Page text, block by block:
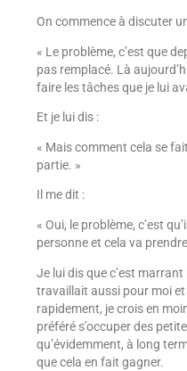
On commence à discuter
« Le problème, c’est que
pas remplacé. Là
faire les tâches que je lui
Et je lui dis :
« Mais comment cela se
partie. »
Il me dit :
« Oui, le problème, c’est
personne et cela va
Je lui dis que c’est
travaillait aussi pour moi et
rapidement, je crois en
préféré s’occuper des
qu’évidemment, à long
que cela en fait gagner.